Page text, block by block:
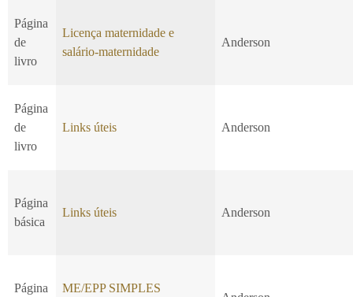
Página
de
livro
Licença maternidade e
salário-maternidade
Anderson
Página
de
livro
Links úteis Anderson
Página
básica
Links úteis Anderson
Página ME/EPP SIMPLES